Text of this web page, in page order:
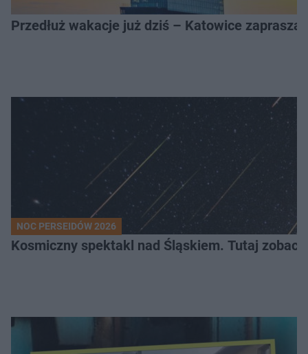
Przedłuż wakacje już dziś – Katowice
NOC PERSEIDÓW 2026
Kosmiczny spektakl nad Śląskiem. Tutaj